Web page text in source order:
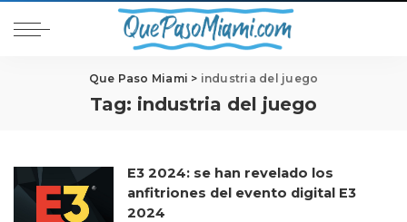
Que Paso Miami > industria del juego
Tag: industria del juego
E3 2024: se han revelado los
anfitriones del evento digital E3
2024